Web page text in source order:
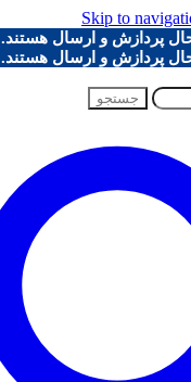
Skip to
پردازش و ارسال هستند.
پردازش و ارسال هستند.
جستجو